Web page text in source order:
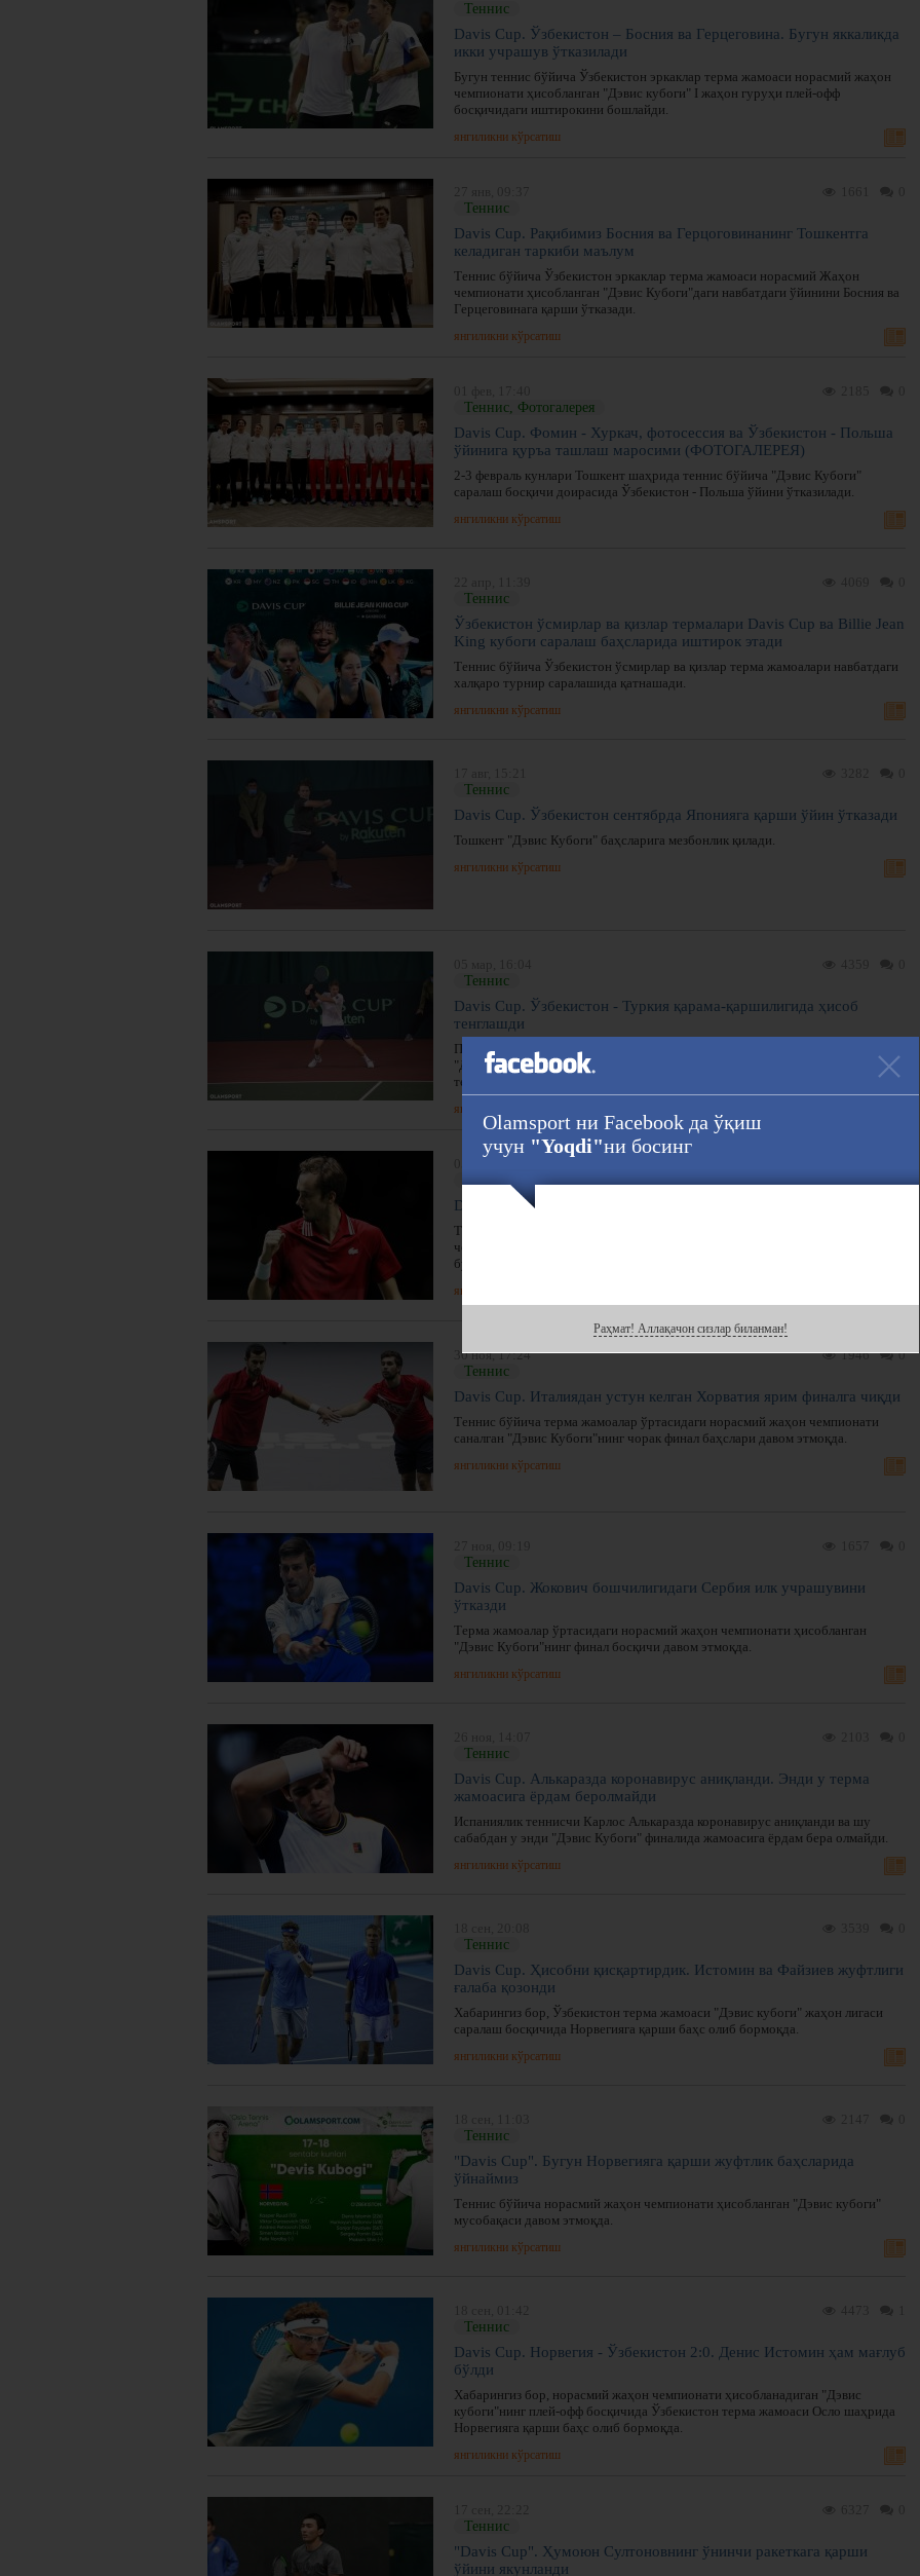
Теннис
Davis Cup. Ўзбекистон – Босния ва Герцеговина. Бугун яккаликда
икки учрашув ўтказилади
Бугун теннис бўйича Ўзбекистон эркаклар терма жамоаси норасмий жаҳон
чемпионати ҳисобланган "Дэвис кубоги" I жаҳон гуруҳи плей-офф
босқичидаги иштирокини бошлайди.
янгиликни кўрсатиш
Теннис
Davis Cup. Рақибимиз Босния ва Герцоговинанинг Тошкентга
келадиган таркиби маълум
Теннис бўйича Ўзбекистон эркаклар терма жамоаси норасмий Жаҳон
чемпионати ҳисобланган "Дэвис Кубоги"даги навбатдаги ўйинини Босния ва
Герцеговинага қарши ўтказади.
янгиликни кўрсатиш
Теннис, Фотогалерея
Davis Cup. Фомин - Хуркач, фотосессия ва Ўзбекистон - Польша
ўйинига қуръа ташлаш маросими (ФОТОГАЛЕРЕЯ)
2-3 февраль кунлари Тошкент шаҳрида теннис бўйича "Дэвис Кубоги"
саралаш босқичи доирасида Ўзбекистон - Польша ўйини ўтказилади.
янгиликни кўрсатиш
Теннис
Ўзбекистон ўсмирлар ва қизлар термалари Davis Cup ва Billie Jean
King кубоги саралаш баҳсларида иштирок этади
Теннис бўйича Ўзбекистон ўсмирлар ва қизлар терма жамоалари навбатдаги
халқаро турнир саралашида қатнашади.
янгиликни кўрсатиш
Теннис
Davis Cup. Ўзбекистон сентябрда Японияга қарши ўйин ўтказади
Тошкент "Дэвис Кубоги" баҳсларига мезбонлик қилади.
янгиликни кўрсатиш
Теннис
Davis Cup. Ўзбекистон - Туркия қарама-қаршилигида ҳисоб
тенглашди
Пойтахтимиздаги Олимпия захиралари теннис мактабида бўлиб ўтаётган
"Дэвис Кубоги" 1-жаҳон гуруҳи, 1-босқич доирасида Ўзбекистон ва Туркия
терма жамоалари ўртасидаги тўртинчи баҳс якунланди.
янгиликни кўрсатиш
Теннис
Davis Cup. Хорватиянинг финалдаги рақиби маълум
Теннис бўйича эркаклар терма жамоалари ўртасида норасмий жаҳон
чемпионати ҳисобланган "Дэвис Кубоги"нинг иккинчи финалчиси маълум
бўлди.
янгиликни кўрсатиш
0
1946
30 ноя, 17:24
Теннис
Davis Cup. Италиядан устун келган Хорватия ярим финалга чиқди
Теннис бўйича терма жамоалар ўртасидаги норасмий жаҳон чемпионати
саналган "Дэвис Кубоги"нинг чорак финал баҳслари давом этмоқда.
янгиликни кўрсатиш
Теннис
Davis Cup. Жокович бошчилигидаги Сербия илк учрашувини
ўтказди
Терма жамоалар ўртасидаги норасмий жаҳон чемпионати ҳисобланган
"Дэвис Кубоги"нинг финал босқичи давом этмоқда.
янгиликни кўрсатиш
Теннис
Davis Cup. Алькаразда коронавирус аниқланди. Энди у терма
жамоасига ёрдам беролмайди
Испаниялик теннисчи Карлос Алькаразда коронавирус аниқланди ва шу
сабабдан у энди "Дэвис Кубоги" финалида жамоасига ёрдам бера олмайди.
янгиликни кўрсатиш
Теннис
Davis Cup. Ҳисобни қисқартирдик. Истомин ва Файзиев жуфтлиги
ғалаба қозонди
Хабарингиз бор, Ўзбекистон терма жамоаси "Дэвис кубоги" жаҳон лигаси
саралаш босқичида Норвегияга қарши баҳс олиб бормоқда.
янгиликни кўрсатиш
Теннис
"Davis Cup". Бугун Норвегияга қарши жуфтлик баҳсларида
ўйнаймиз
Теннис бўйича норасмий жаҳон чемпионати ҳисобланган "Дэвис кубоги"
мусобақаси давом этмоқда.
янгиликни кўрсатиш
Теннис
Davis Cup. Норвегия - Ўзбекистон 2:0. Денис Истомин ҳам мағлуб
бўлди
Хабарингиз бор, норасмий жаҳон чемпионати ҳисобланадиган "Дэвис
кубоги"нинг плей-офф босқичида Ўзбекистон терма жамоаси Осло шаҳрида
Норвегияга қарши баҳс олиб бормоқда.
янгиликни кўрсатиш
Теннис
"Davis Cup". Ҳумоюн Султоновнинг ўнинчи ракеткага қарши
ўйини якунланди
Olamsport ни Facebook да ўқиш
учун "Yoqdi"ни босинг
Раҳмат! Аллақачон сизлар биланман!